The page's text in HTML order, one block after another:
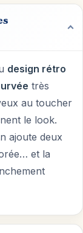
design rétro
très
au toucher
le look.
ajoute deux
et la